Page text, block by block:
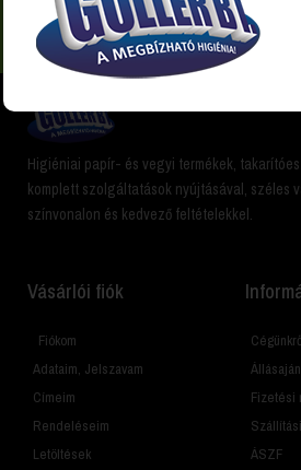
péntekig 8:00 -17:00 +36
Higiéniai papír- és vegyi termékek,
komplett szolgáltatások nyújtásával, széles
színvonalon és kedvező feltételekkel.
Vásárlói fiók
Fiókom
Adataim, Jelszavam
Címeim
Rendeléseim
Letöltések
Fizetési
ÁSZF